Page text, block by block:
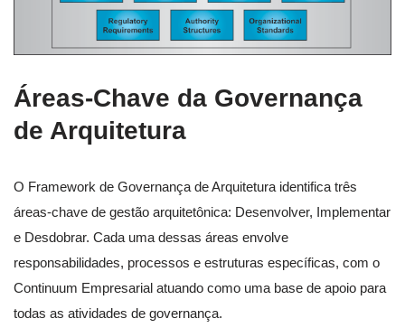
Áreas-Chave da Governança
de Arquitetura
O Framework de Governança de Arquitetura identifica três
áreas-chave de gestão arquitetônica: Desenvolver, Implementar
e Desdobrar. Cada uma dessas áreas envolve
responsabilidades, processos e estruturas específicas, com o
Continuum Empresarial atuando como uma base de apoio para
todas as atividades de governança.